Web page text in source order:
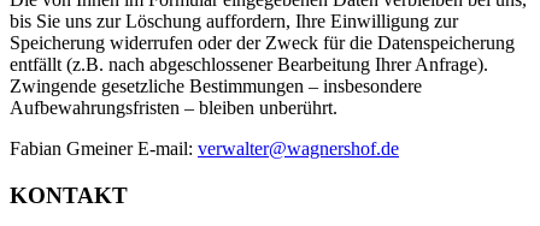
bis Sie uns zur Löschung auffordern, Ihre Einwilligung zur
Speicherung widerrufen oder der Zweck für die Datenspeicherung
entfällt (z.B. nach abgeschlossener Bearbeitung Ihrer Anfrage).
Zwingende gesetzliche Bestimmungen – insbesondere
Aufbewahrungsfristen – bleiben unberührt.
Fabian Gmeiner E-mail: verwalter@wagnershof.de
KONTAKT